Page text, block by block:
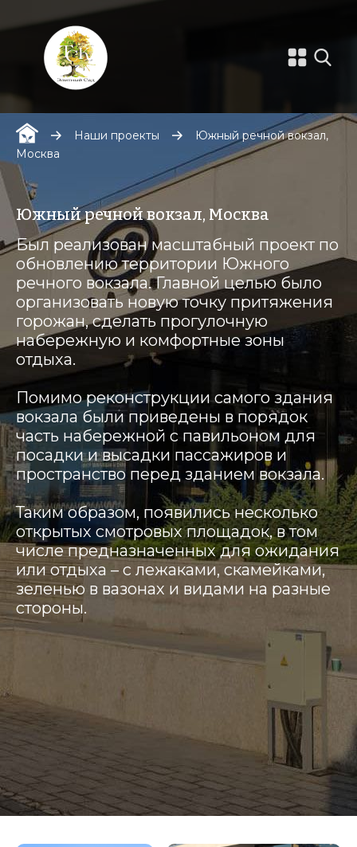
Наши проекты
Южный речной вокзал,
Москва
Южный речной вокзал, Москва
Был реализован масштабный проект по
обновлению территории Южного
речного вокзала. Главной целью было
организовать новую точку притяжения
горожан, сделать прогулочную
набережную и комфортные зоны
отдыха.
Помимо реконструкции самого здания
вокзала были приведены в порядок
часть набережной с павильоном для
посадки и высадки пассажиров и
пространство перед зданием вокзала.
Таким образом, появились несколько
открытых смотровых площадок, в том
числе предназначенных для ожидания
или отдыха – с лежаками, скамейками,
зеленью в вазонах и видами на разные
стороны.